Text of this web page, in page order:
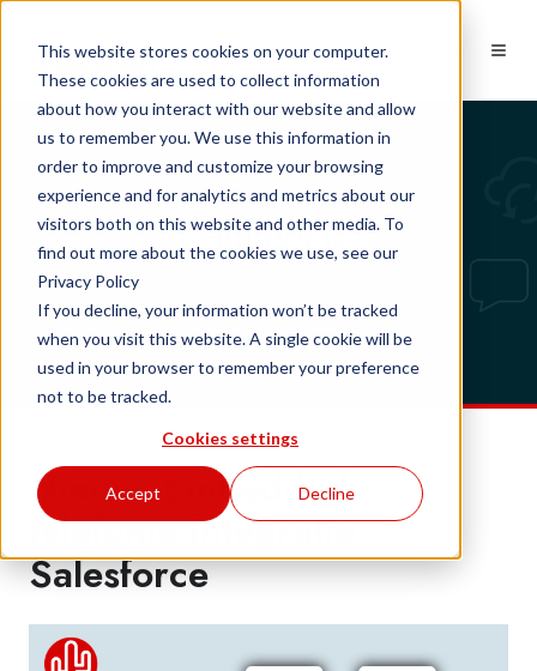
This website stores cookies on your computer.
These cookies are used to collect information
about how you interact with our website and allow
us to remember you. We use this information in
order to improve and customize your browsing
experience and for analytics and metrics about our
visitors both on this website and other media. To
find out more about the cookies we use, see our
Privacy Policy
If you decline, your information won’t be tracked
when you visit this website. A single cookie will be
used in your browser to remember your preference
not to be tracked.
Cookies settings
Accept Decline
Tech updates
Nieuw: Embedded
telefonie integratie
Salesforce